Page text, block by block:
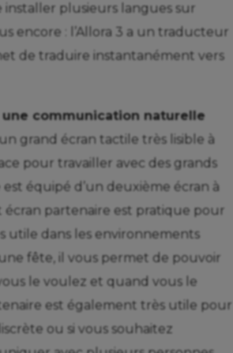
installer plusieurs langues sur
encore : l’Allora 3 a un traducteur
de traduire instantanément vers
une communication naturelle
grand écran tactile très lisible à
pour travailler avec des grands
est équipé d’un deuxième écran à
écran partenaire est pratique pour
utile dans les environnements
fête, il vous permet de pouvoir
le voulez et quand vous le
est également très utile pour
ou si vous souhaitez